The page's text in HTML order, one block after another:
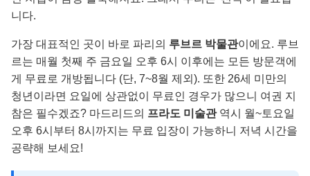
니다.
가장 대표적인 곳이 바로 파리의 루브르 박물관이에요. 루브
르는 매월 첫째 주 금요일 오후 6시 이후에는 모든 방문객에
게 무료로 개방됩니다 (단, 7~8월 제외). 또한 26세 미만의
청년이라면 요일에 상관없이 무료인 경우가 많으니 여권 지
참은 필수겠죠? 마드리드의 프라도 미술관역시 월~토요일
오후 6시부터 8시까지는 무료 입장이 가능하니 저녁 시간을
공략해 보세요!